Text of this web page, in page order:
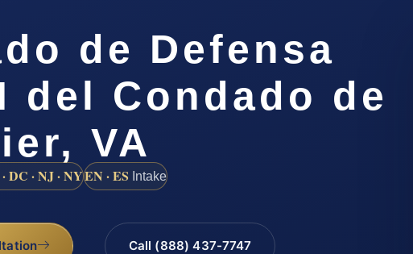
de Defensa
del Condado de
VA
DC · NJ · NYEN · ES Intake
Call (888) 437-7747